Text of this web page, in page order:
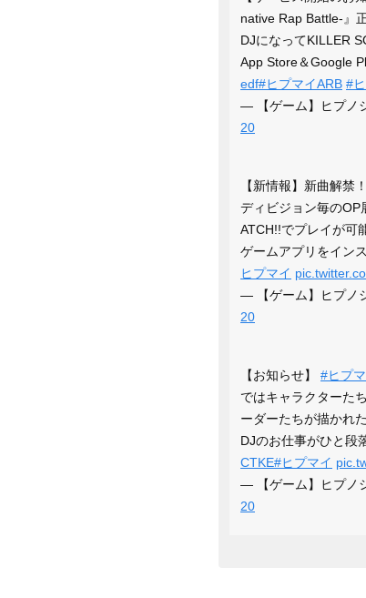
native Rap Battle-』
DJになってKILLER
App Store＆Google
edf#ヒプマイARB #
— 【ゲーム】ヒプノ
20
【新情報】新曲解禁
ディビジョン毎のOP
ATCH!!でプレイが可
ゲームアプリをイン
ヒプマイ
— 【ゲーム】ヒプノ
20
【お知らせ】 #ヒプ
ではキャラクターた
ーダーたちが描かれ
DJのお仕事がひと段
CTKE#ヒプマイ
— 【ゲーム】ヒプノ
20